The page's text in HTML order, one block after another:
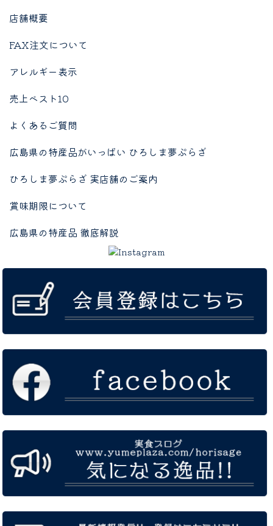
店舗概要
FAX注文について
アレルギー表示
売上ベスト10
よくあるご質問
広島県の特産品がいっぱい ひろしま夢ぷらざ
ひろしま夢ぷらざ 実店舗のご案内
賞味期限について
広島県の特産品 徹底解説